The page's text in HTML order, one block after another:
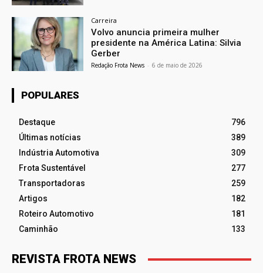
Carreira
Volvo anuncia primeira mulher
presidente na América Latina: Silvia
Gerber
Redação Frota News - 6 de maio de 2026
POPULARES
Destaque
796
Últimas notícias
389
Indústria Automotiva
309
Frota Sustentável
277
Transportadoras
259
Artigos
182
Roteiro Automotivo
181
Caminhão
133
REVISTA FROTA NEWS